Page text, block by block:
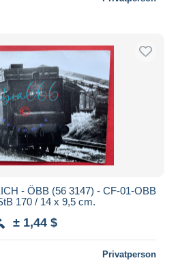
- ÖBB (56 3147) - CF-01-OBB
170 / 14 x 9,5 cm.
± 1,44 $
Privatperson